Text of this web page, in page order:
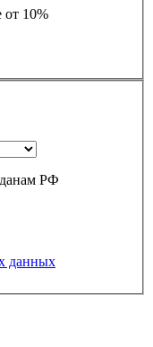
от 10%
РФ
данных